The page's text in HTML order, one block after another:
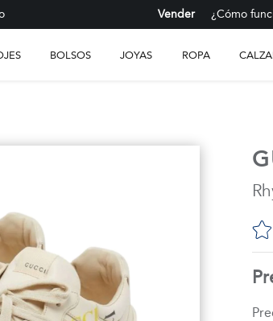
Vender ¿Cómo
BOLSOS JOYAS ROPA